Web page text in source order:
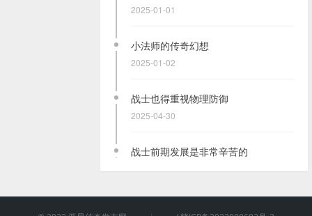
2025-01-01
小法师的传奇幻想
2025-01-02
战士也得重视物理防御
2025-04-30
战士前期发展是非常辛苦的